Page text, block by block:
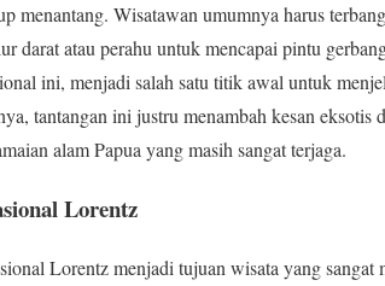
menantang. Wisatawan umumnya harus
darat atau perahu untuk mencapai pintu
ini, menjadi salah satu titik awal untuk
tantangan ini justru menambah kesan eksotis
alam Papua yang masih sangat terjaga.
Lorentz
Lorentz menjadi tujuan wisata yang sangat